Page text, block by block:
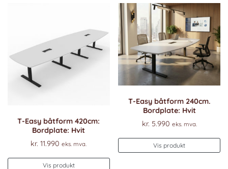
T-Easy båtform 420cm:
Bordplate: Hvit
kr. 11.990 eks. mva.
Vis produkt
Dette
T-Easy båtform 240cm.
Bordplate: Hvit
kr. 5.990 eks. mva.
Vis produkt